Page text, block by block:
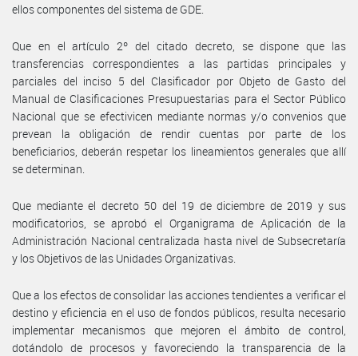
ellos componentes del sistema de GDE.
Que en el artículo 2º del citado decreto, se dispone que las
transferencias correspondientes a las partidas principales y
parciales del inciso 5 del Clasificador por Objeto de Gasto del
Manual de Clasificaciones Presupuestarias para el Sector Público
Nacional que se efectivicen mediante normas y/o convenios que
prevean la obligación de rendir cuentas por parte de los
beneficiarios, deberán respetar los lineamientos generales que allí
se determinan.
Que mediante el decreto 50 del 19 de diciembre de 2019 y sus
modificatorios, se aprobó el Organigrama de Aplicación de la
Administración Nacional centralizada hasta nivel de Subsecretaría
y los Objetivos de las Unidades Organizativas.
Que a los efectos de consolidar las acciones tendientes a verificar el
destino y eficiencia en el uso de fondos públicos, resulta necesario
implementar mecanismos que mejoren el ámbito de control,
dotándolo de procesos y favoreciendo la transparencia de la